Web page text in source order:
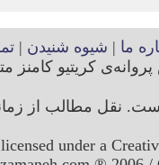
ما | شیوه شنیدن |
کریتیو کامنز
نقل مطالب از
licensed under a